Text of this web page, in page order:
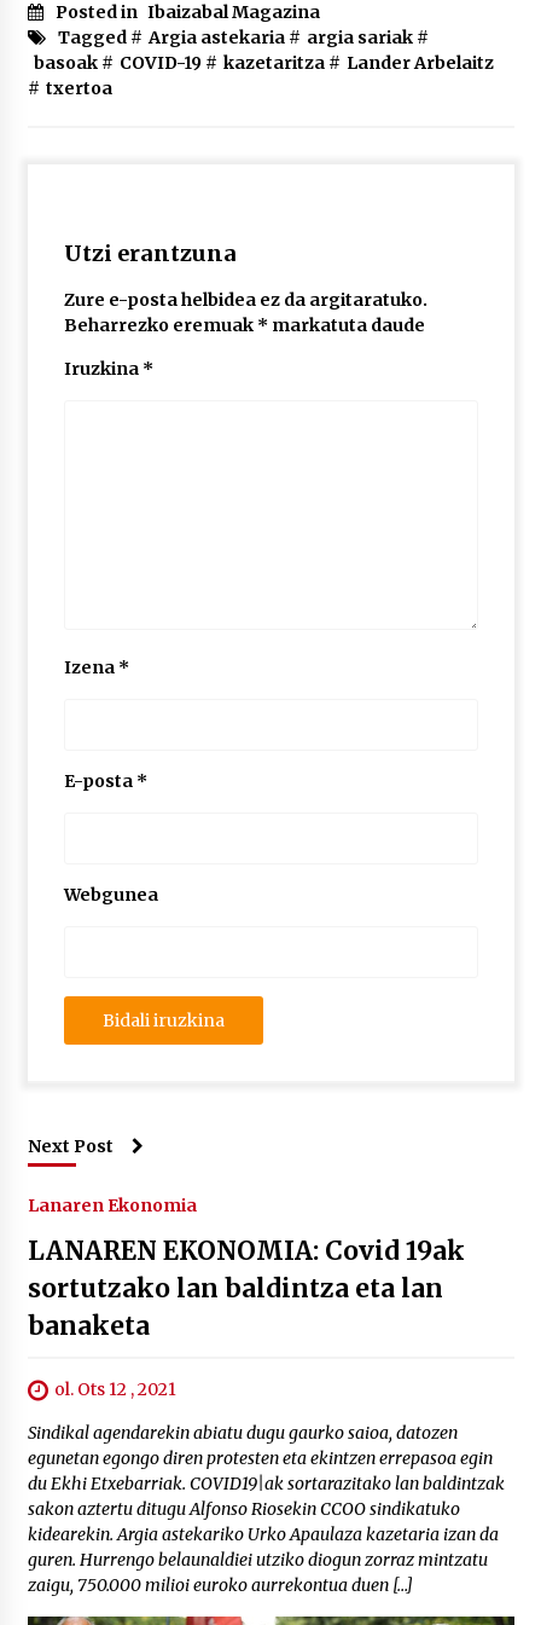
2026/07/03
MUSIBLA #297: Bide, Boards Of Canada, Somak,
Posted in Ibaizabal Magazina
Tagged # Argia astekaria# argia sariak#
basoak# COVID-19# kazetaritza# Lander Arbelaitz
# txertoa
Utzi erantzuna
Zure e-posta helbidea ez da argitaratuko.
Beharrezko eremuak * markatuta daude
Iruzkina *
Izena *
E-posta *
Webgunea
Next Post
Lanaren Ekonomia
LANAREN EKONOMIA: Covid 19ak
sortutzako lan baldintza eta lan
banaketa
ol. Ots 12 , 2021
Sindikal agendarekin abiatu dugu gaurko saioa, datozen
egunetan egongo diren protesten eta ekintzen errepasoa egin
du Ekhi Etxebarriak. COVID19|ak sortarazitako lan baldintzak
sakon aztertu ditugu Alfonso Riosekin CCOO sindikatuko
kidearekin. Argia astekariko Urko Apaulaza kazetaria izan da
guren. Hurrengo belaunaldiei utziko diogun zorraz mintzatu
zaigu, 750.000 milioi euroko aurrekontua duen […]